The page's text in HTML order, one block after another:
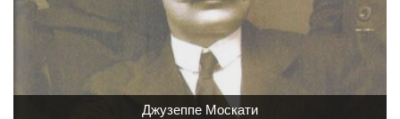
Джузеппе Москати